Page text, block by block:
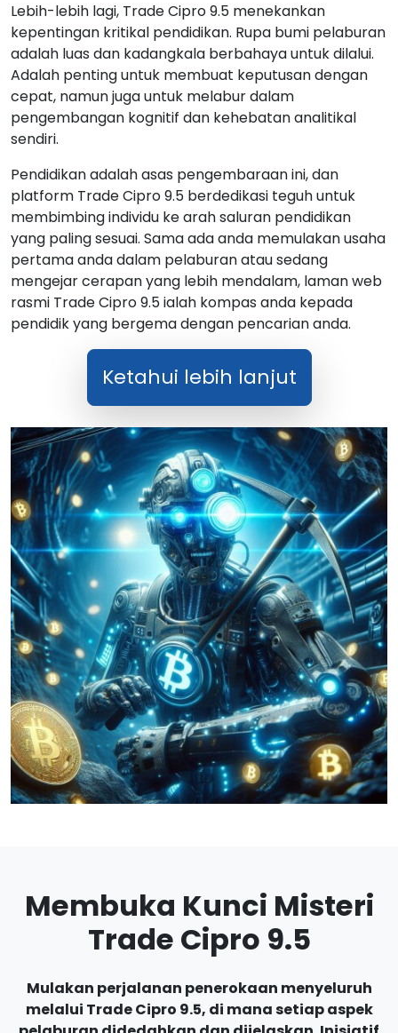
Lebih-lebih lagi, Trade Cipro 9.5 menekankan
kepentingan kritikal pendidikan. Rupa bumi pelaburan
adalah luas dan kadangkala berbahaya untuk dilalui.
Adalah penting untuk membuat keputusan dengan
cepat, namun juga untuk melabur dalam
pengembangan kognitif dan kehebatan analitikal
sendiri.
Pendidikan adalah asas pengembaraan ini, dan
platform Trade Cipro 9.5 berdedikasi teguh untuk
membimbing individu ke arah saluran pendidikan
yang paling sesuai. Sama ada anda memulakan usaha
pertama anda dalam pelaburan atau sedang
mengejar cerapan yang lebih mendalam, laman web
rasmi Trade Cipro 9.5 ialah kompas anda kepada
pendidik yang bergema dengan pencarian anda.
Ketahui lebih lanjut
Membuka Kunci Misteri
Trade Cipro 9.5
Mulakan perjalanan penerokaan menyeluruh
melalui Trade Cipro 9.5, di mana setiap aspek